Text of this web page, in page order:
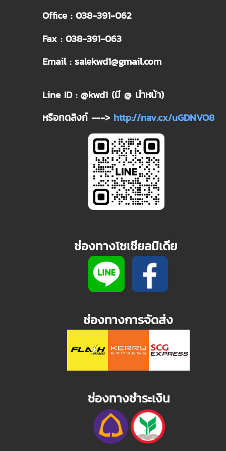
Office : 038-391-062
Fax : 038-391-063
Email : salekwd1@gmail.com
Line ID : @kwd1 (มี @ นำหน้า)
หรือกดลิงก์ ---> http://nav.cx/uGDNVO8
ช่องทางโซเชียลมิเดีย
ช่องทางการจัดส่ง
ช่องทางชำระเงิน